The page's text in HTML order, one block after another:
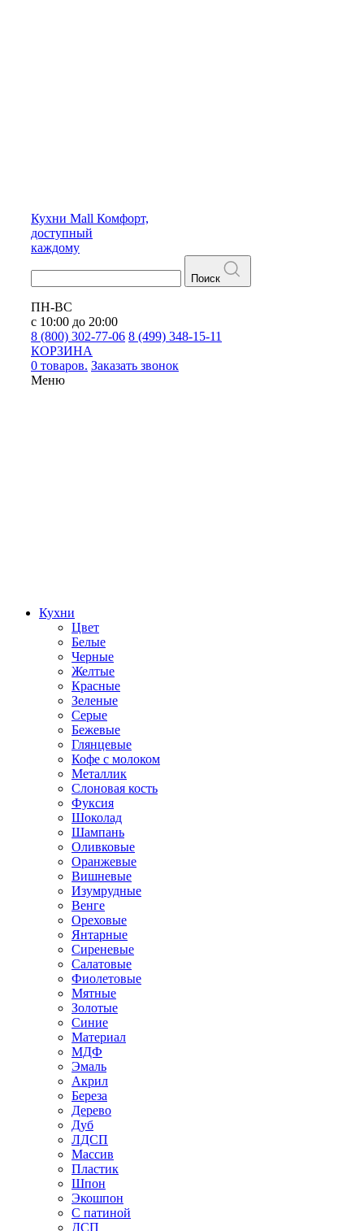
Кухни Mall Комфорт,
доступный
каждому
Поиск
ПН-ВС
с 10:00 до 20:00
8 (800) 302-77-06 8 (499) 348-15-11
КОРЗИНА
0 товаров. Заказать звонок
Меню
Кухни
Цвет
Белые
Черные
Желтые
Красные
Зеленые
Серые
Бежевые
Глянцевые
Кофе с молоком
Металлик
Слоновая кость
Фуксия
Шоколад
Шампань
Оливковые
Оранжевые
Вишневые
Изумрудные
Венге
Ореховые
Янтарные
Сиреневые
Салатовые
Фиолетовые
Мятные
Золотые
Синие
Материал
МДФ
Эмаль
Акрил
Береза
Дерево
Дуб
ЛДСП
Массив
Пластик
Шпон
Экошпон
С патиной
ДСП